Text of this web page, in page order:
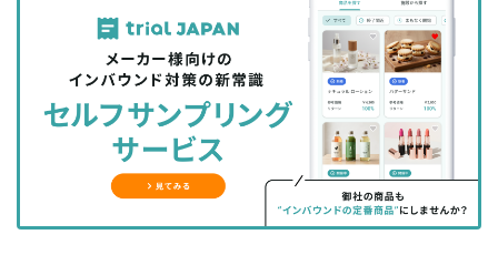
を
シ
ェ
る
事
を
シ
ェ
ア
す
る
ッ
ク
マ
に
事
を
購
読
す
る
ガ
登
録
す
る